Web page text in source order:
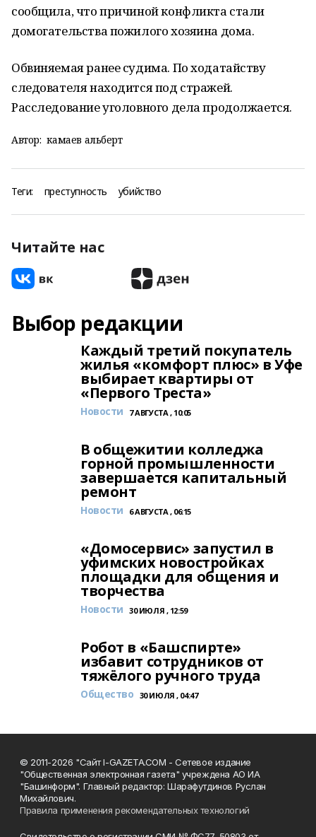
сообщила, что причиной конфликта стали
домогательства пожилого хозяина дома.
Обвиняемая ранее судима. По ходатайству
следователя находится под стражей.
Расследование уголовного дела продолжается.
Автор: камаев альберт
Теги: преступность убийство
Читайте нас
Выбор редакции
Каждый третий покупатель
жилья «комфорт плюс» в Уфе
выбирает квартиры от
«Первого Треста»
Новости 7 АВГУСТА , 10:05
В общежитии колледжа
горной промышленности
завершается капитальный
ремонт
Новости 6 АВГУСТА , 06:15
«Домосервис» запустил в
уфимских новостройках
площадки для общения и
творчества
Новости 30 ИЮЛЯ , 12:59
Робот в «Башспирте»
избавит сотрудников от
тяжёлого ручного труда
Общество 30 ИЮЛЯ , 04:47
© 2011-2026 "Сайт I-GAZETA.COM - Сетевое издание
"Общественная электронная газета" учреждена АО ИА
"Башинформ". Главный редактор: Шарафутдинов Руслан
Михайлович.
Правила применения рекомендательных технологий